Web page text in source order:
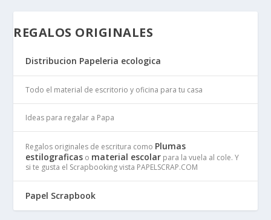
REGALOS ORIGINALES
Distribucion Papeleria ecologica
Todo el material de escritorio y oficina para tu casa
Ideas para regalar a Papa
Regalos originales de escritura como Plumas
estilograficas o material escolar para la vuela al cole. Y
si te gusta el Scrapbooking vista PAPELSCRAP.COM
Papel Scrapbook